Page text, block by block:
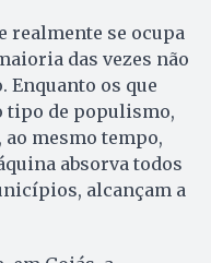
realmente se ocupa
das vezes não
Enquanto os que
tipo de populismo,
mesmo tempo,
absorva todos
alcançam a